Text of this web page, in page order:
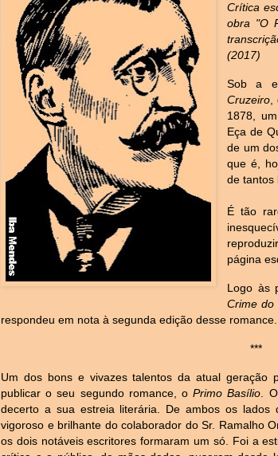
Crítica
obra "O
(2017)
Sob a
Cruzeiro
1878,
Eça de
de um
que é,
de tantos
É tão
página
Logo às
Crime do
respondeu em nota à segunda edição desse romance.
***
Um dos bons e vivazes talentos da atual geração
publicar o seu segundo romance, oPrimo Basílio .
decerto a sua estreia literária. De ambos os lados
vigoroso e brilhante do colaborador do Sr. Ramalho
os dois notáveis escritores formaram um só. Foi a